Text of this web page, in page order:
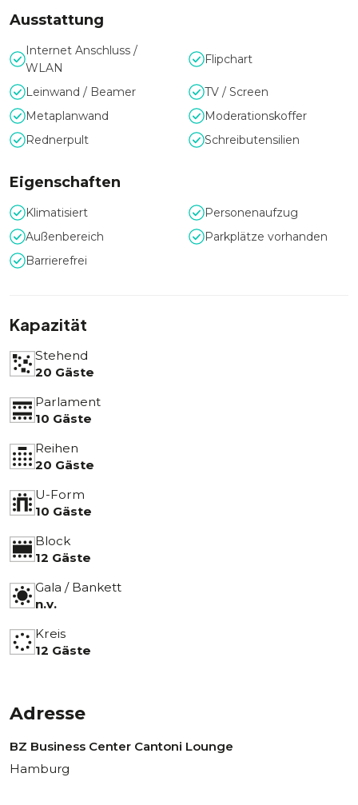
Ausstattung
Internet Anschluss /
WLAN
Flipchart
Leinwand / Beamer
TV / Screen
Metaplanwand
Moderationskoffer
Rednerpult
Schreibutensilien
Eigenschaften
Klimatisiert
Personenaufzug
Außenbereich
Parkplätze vorhanden
Barrierefrei
Kapazität
Stehend
20 Gäste
Parlament
10 Gäste
Reihen
20 Gäste
U-Form
10 Gäste
Block
12 Gäste
Gala / Bankett
n.v.
Kreis
12 Gäste
Adresse
BZ Business Center Cantoni Lounge
Hamburg